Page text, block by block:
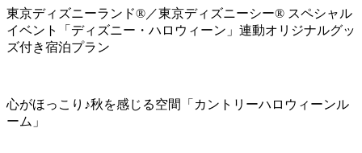
東京ディズニーランド®／東京ディズニーシー® スペシャル
イベント「ディズニー・ハロウィーン」連動オリジナルグッ
ズ付き宿泊プラン
心がほっこり♪秋を感じる空間「カントリーハロウィーンル
ーム」